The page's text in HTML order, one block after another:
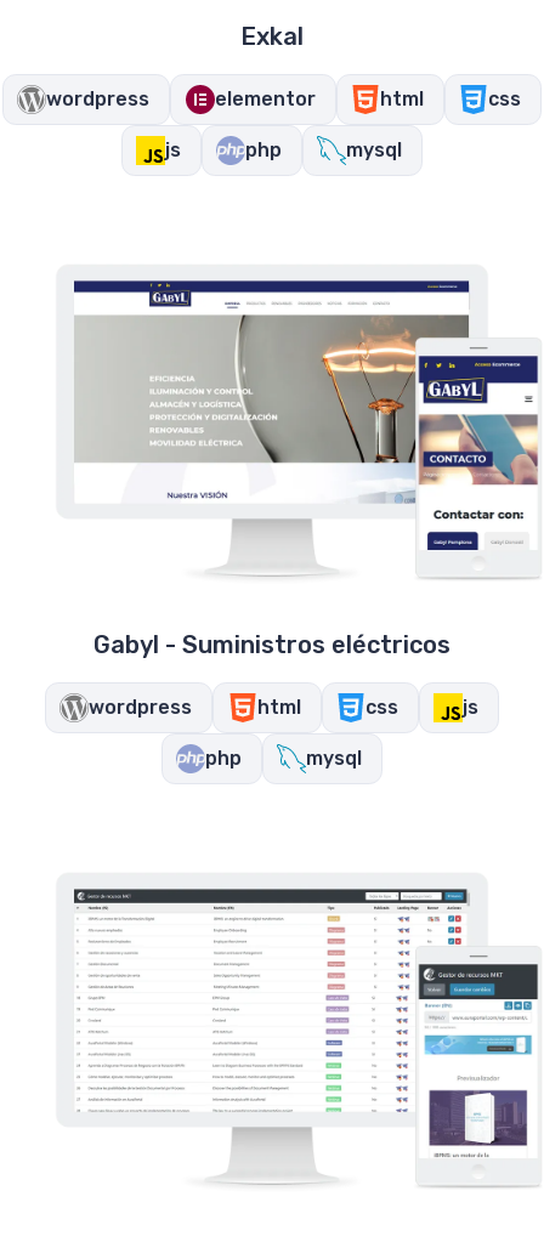
Exkal
wordpress elementor html css
js php mysql
Gabyl - Suministros eléctricos
wordpress html css js
php mysql